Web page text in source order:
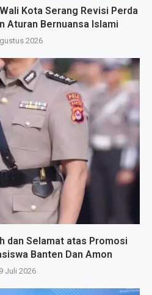
Kota Serang Revisi Perda
Aturan Bernuansa Islami
2026
dan Selamat atas Promosi
Banten Dan Amon
Juli 2026